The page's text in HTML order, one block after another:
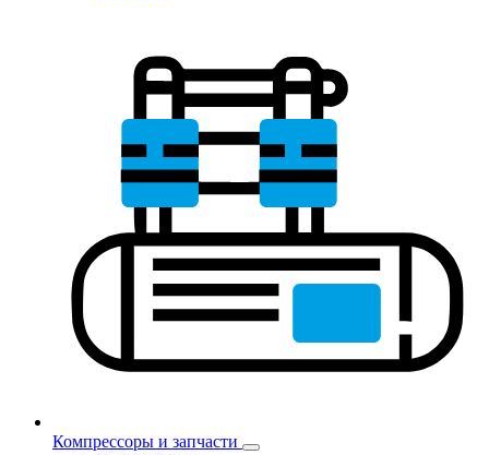
Компрессоры и запчасти